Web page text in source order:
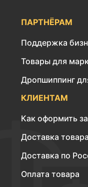
ПАРТНЁРАМ
Поддержка
Товары для
Дропшиппинг
КЛИЕНТАМ
Как оформить
Доставка товара
Доставка по
Оплата товара